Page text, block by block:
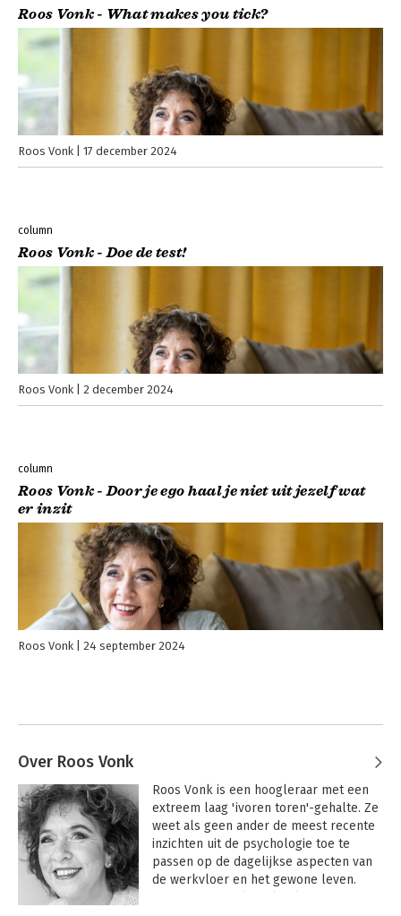
Roos Vonk - What makes you tick?
Roos Vonk 17 december 2024
column
Roos Vonk - Doe de test!
Roos Vonk 2 december 2024
column
Roos Vonk - Door je ego haal je niet uit jezelf wat
er inzit
Roos Vonk 24 september 2024
Over Roos Vonk
Roos Vonk is een hoogleraar met een
extreem laag 'ivoren toren'-gehalte. Ze
weet als geen ander de meest recente
inzichten uit de psychologie toe te
passen op de dagelijkse aspecten van
de werkvloer en het gewone leven.